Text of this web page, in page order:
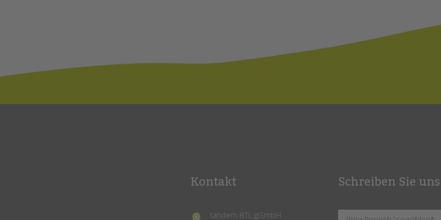
Kontakt
tandem BTL gGmbH
Schreiben Sie